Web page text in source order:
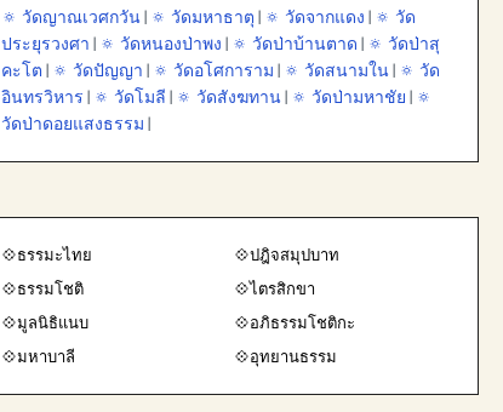
🔅 วัดญาณเวศกวัน| 🔅 วัดมหาธาตุ | 🔅 วัดจากแดง | 🔅 วัด
ประยุรวงศา | 🔅 วัดหนองป่าพง | 🔅 วัดป่าบ้านตาด | 🔅 วัดป่าสุ
คะโต | 🔅 วัดปัญญา | 🔅 วัดอโศการาม | 🔅 วัดสนามใน| 🔅 วัด
อินทรวิหาร | 🔅 วัดโมลี | 🔅 วัดสังฆทาน| 🔅 วัดป่ามหาชัย | 🔅
วัดป่าดอยแสงธรรม |
💠ธรรมะไทย
💠ปฎิจสมุปบาท
💠ธรรมโชติ
💠ไตรสิกขา
💠มูลนิธิแนบ
💠อภิธรรมโชติกะ
💠มหาบาลี
💠อุทยานธรรม